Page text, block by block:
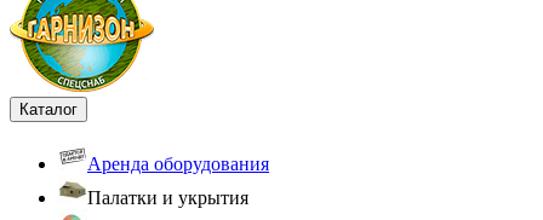
Каталог
Аренда оборудования
Палатки и укрытия